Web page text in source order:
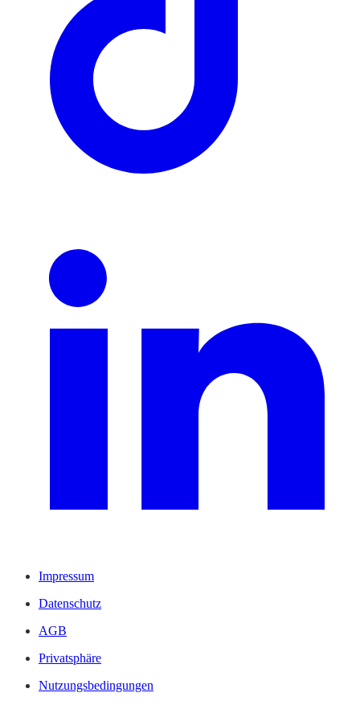
Impressum
Datenschutz
AGB
Privatsphäre
Nutzungsbedingungen